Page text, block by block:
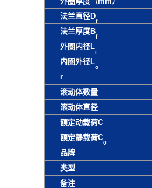
法兰直径D
f
法兰厚度B
f
外圈内径L
i
内圈外径L
o
r
滚动体数量
滚动体直径
额定动载荷C
额定静载荷C
0
品牌
类型
备注